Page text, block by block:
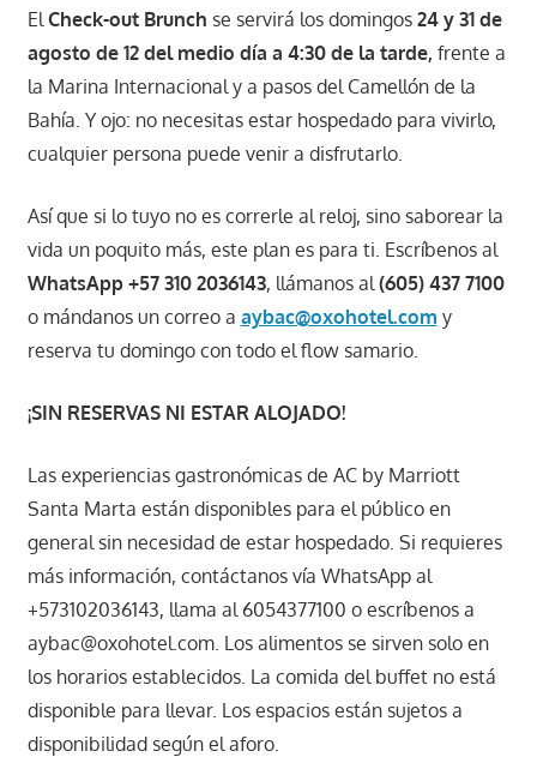
El Check-out Brunch se servirá los domingos 24 y 31 de
agosto de 12 del medio día a 4:30 de la tarde, frente a
la Marina Internacional y a pasos del Camellón de la
Bahía. Y ojo: no necesitas estar hospedado para vivirlo,
cualquier persona puede venir a disfrutarlo.
Así que si lo tuyo no es correrle al reloj, sino saborear la
vida un poquito más, este plan es para ti. Escríbenos al
WhatsApp +57 310 2036143, llámanos al (605) 437 7100
o mándanos un correo a aybac@oxohotel.com y
reserva tu domingo con todo el flow samario.
¡SIN RESERVAS NI ESTAR ALOJADO!
Las experiencias gastronómicas de AC by Marriott
Santa Marta están disponibles para el público en
general sin necesidad de estar hospedado. Si requieres
más información, contáctanos vía WhatsApp al
+573102036143, llama al 6054377100 o escríbenos a
aybac@oxohotel.com. Los alimentos se sirven solo en
los horarios establecidos. La comida del buffet no está
disponible para llevar. Los espacios están sujetos a
disponibilidad según el aforo.